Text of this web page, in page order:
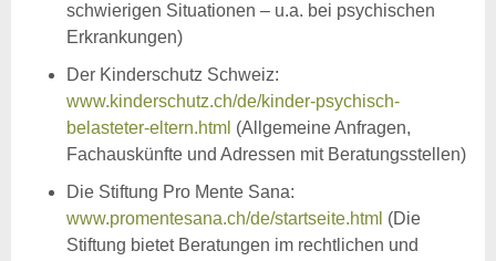
schwierigen Situationen – u.a. bei psychischen
Erkrankungen)
Der Kinderschutz Schweiz:
www.kinderschutz.ch/de/kinder-psychisch-
belasteter-eltern.html (Allgemeine Anfragen,
Fachauskünfte und Adressen mit Beratungsstellen)
Die Stiftung Pro Mente Sana:
www.promentesana.ch/de/startseite.html (Die
Stiftung bietet Beratungen im rechtlichen und